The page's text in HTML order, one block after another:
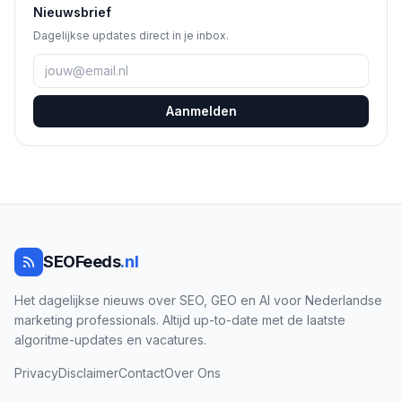
Nieuwsbrief
Dagelijkse updates direct in je inbox.
Aanmelden
SEOFeeds.nl
Het dagelijkse nieuws over SEO, GEO en AI voor Nederlandse
marketing professionals. Altijd up-to-date met de laatste
algoritme-updates en vacatures.
PrivacyDisclaimerContactOver Ons